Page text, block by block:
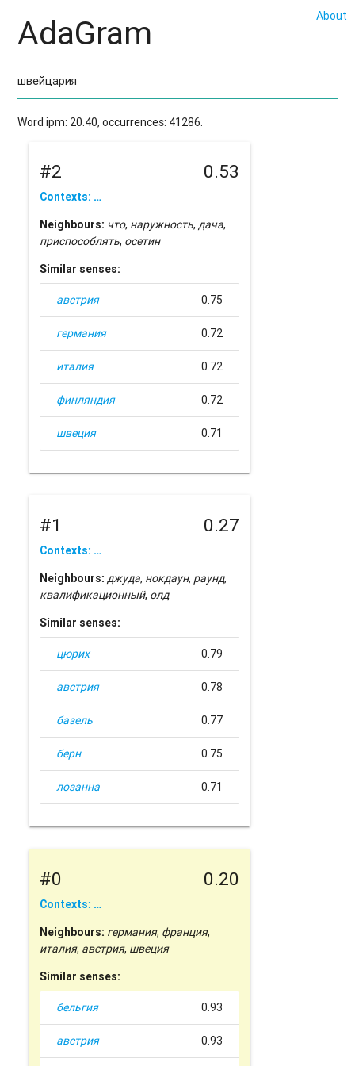
About
AdaGram
Word ipm: 20.40, occurrences: 41286.
#2 0.53
Contexts: …
Neighbours: что, наружность,дача,
приспособлять, осетин
Similar senses:
австрия 0.75
германия 0.72
италия 0.72
финляндия 0.72
швеция 0.71
#1 0.27
Contexts: …
Neighbours: джуда, нокдаун, раунд,
квалификационный, олд
Similar senses:
цюрих 0.79
австрия 0.78
базель 0.77
берн 0.75
лозанна 0.71
#0 0.20
Contexts: …
Neighbours: германия, франция,
италия, австрия, швеция
Similar senses:
бельгия 0.93
австрия 0.93